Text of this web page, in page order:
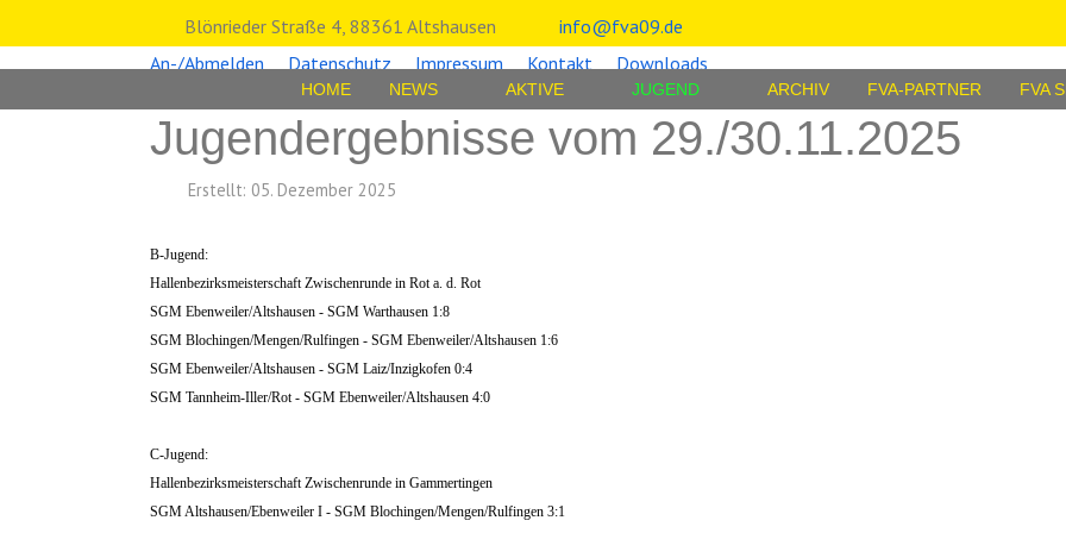
Blönrieder Straße 4, 88361 Altshausen
info@fva09.de
An-/Abmelden
Datenschutz Impressum Kontakt Downloads
HOME NEWS AKTIVE JUGEND ARCHIV FVA-PARTNER FVA
Jugendergebnisse vom 29./30.11.2025
Erstellt: 05. Dezember 2025
B-Jugend:
Hallenbezirksmeisterschaft Zwischenrunde in Rot a. d. Rot
SGM Ebenweiler/Altshausen - SGM Warthausen 1:8
SGM Blochingen/Mengen/Rulfingen - SGM Ebenweiler/Altshausen 1:6
SGM Ebenweiler/Altshausen - SGM Laiz/Inzigkofen 0:4
SGM Tannheim-Iller/Rot - SGM Ebenweiler/Altshausen 4:0
C-Jugend:
Hallenbezirksmeisterschaft Zwischenrunde in Gammertingen
SGM Altshausen/Ebenweiler I - SGM Blochingen/Mengen/Rulfingen 3:1